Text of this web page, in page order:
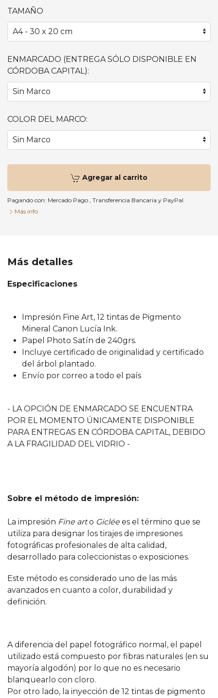
TAMAÑO
ENMARCADO (ENTREGA SÓLO DISPONIBLE EN
CÓRDOBA CAPITAL):
COLOR DEL MARCO:
Agregar al carrito
Pagando con: Mercado Pago , Transferencia Bancaria y PayPal
Más info
Más detalles
Especificaciones
Impresión Fine Art, 12 tintas de Pigmento
Mineral Canon Lucía Ink.
Papel Photo Satín de 240grs.
Incluye certificado de originalidad y certificado
del árbol plantado.
Envío por correo a todo el país
- LA OPCIÓN DE ENMARCADO SE ENCUENTRA
POR EL MOMENTO ÚNICAMENTE DISPONIBLE
PARA ENTREGAS EN CÓRDOBA CAPITAL, DEBIDO
A LA FRAGILIDAD DEL VIDRIO -
Sobre el método de impresión:
La impresión Fine arto Gicléees el término que se
utiliza para designar los tirajes de impresiones
fotográficas profesionales de alta calidad,
desarrollado para coleccionistas o exposiciones.
Este método es considerado uno de las más
avanzados en cuanto a color, durabilidad y
definición.
A diferencia del papel fotográfico normal, el papel
utilizado está compuesto por fibras naturales (en su
mayoría algodón) por lo que no es necesario
blanquearlo con cloro.
Por otro lado, la inyección de 12 tintas de pigmento